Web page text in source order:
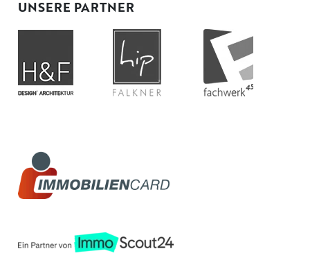
UNSERE PARTNER